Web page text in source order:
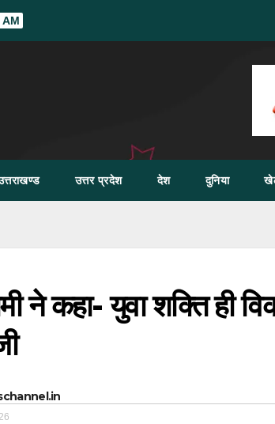
उत्तर प्रदेश देश दुनिया
ने कहा- युवा शक्ति ही